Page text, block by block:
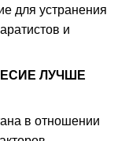
для устранения
и
ЛУЧШЕ
в отношении